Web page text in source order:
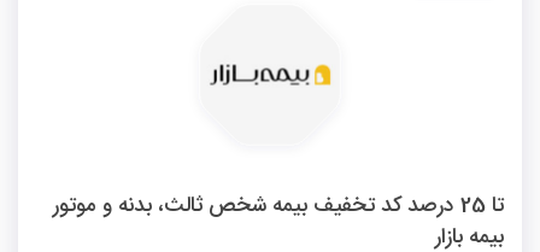
تا 25 درصد کد تخفیف بیمه شخص ثالث، بدنه و موتور
بیمه بازار